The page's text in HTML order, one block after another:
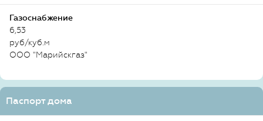
Газоснабжение
6,53
руб/куб.м
ООО "Марийскгаз"
Паспорт дома